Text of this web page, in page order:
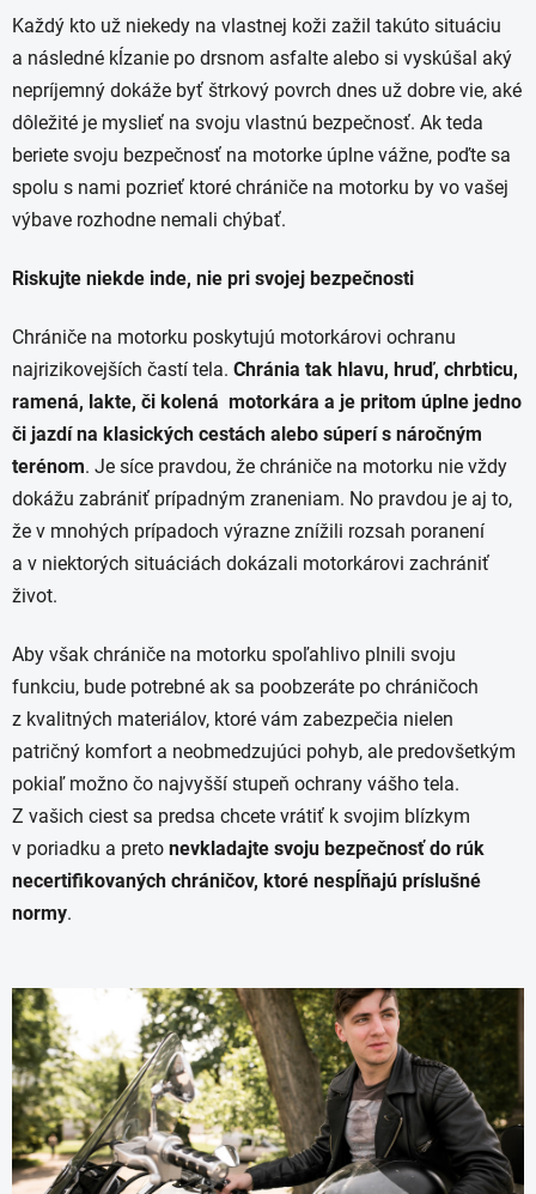
Každý kto už niekedy na vlastnej koži zažil takúto situáciu
a následné kĺzanie po drsnom asfalte alebo si vyskúšal aký
nepríjemný dokáže byť štrkový povrch dnes už dobre vie, aké
dôležité je myslieť na svoju vlastnú bezpečnosť. Ak teda
beriete svoju bezpečnosť na motorke úplne vážne, poďte sa
spolu s nami pozrieť ktoré chrániče na motorku by vo vašej
výbave rozhodne nemali chýbať.
Riskujte niekde inde, nie pri svojej bezpečnosti
Chrániče na motorku poskytujú motorkárovi ochranu
najrizikovejších častí tela. Chránia tak hlavu, hruď, chrbticu,
ramená, lakte, či kolená motorkára a je pritom úplne jedno
či jazdí na klasických cestách alebo súperí s náročným
terénom. Je síce pravdou, že chrániče na motorku nie vždy
dokážu zabrániť prípadným zraneniam. No pravdou je aj to,
že v mnohých prípadoch výrazne znížili rozsah poranení
a v niektorých situáciách dokázali motorkárovi zachrániť
život.
Aby však chrániče na motorku spoľahlivo plnili svoju
funkciu, bude potrebné ak sa poobzeráte po chráničoch
z kvalitných materiálov, ktoré vám zabezpečia nielen
patričný komfort a neobmedzujúci pohyb, ale predovšetkým
pokiaľ možno čo najvyšší stupeň ochrany vášho tela.
Z vašich ciest sa predsa chcete vrátiť k svojim blízkym
v poriadku a preto nevkladajte svoju bezpečnosť do rúk
necertifikovaných chráničov, ktoré nespĺňajú príslušné
normy.